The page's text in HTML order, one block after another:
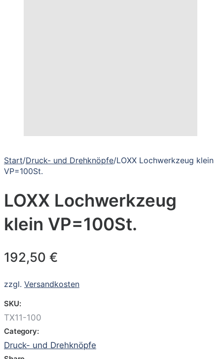
Start/Druck- und Drehknöpfe/LOXX Lochwerkzeug klein
VP=100St.
LOXX Lochwerkzeug
klein VP=100St.
192,50 €
zzgl. Versandkosten
SKU:
TX11-100
Category:
Druck- und Drehknöpfe